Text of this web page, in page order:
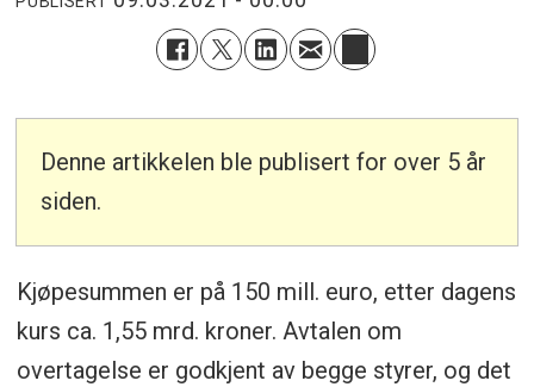
Denne artikkelen ble publisert for over 5 år
siden.
Kjøpesummen er på 150 mill. euro, etter dagens
kurs ca. 1,55 mrd. kroner. Avtalen om
overtagelse er godkjent av begge styrer, og det